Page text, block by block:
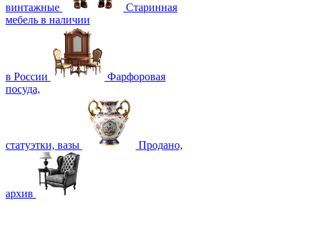
винтажные
Старинная
мебель в наличии
в России
Фарфоровая
посуда,
статуэтки, вазы Продано,
архив